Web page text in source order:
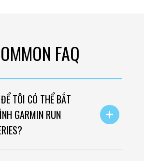
FAQ
TÔI CÓ THỂ BẮT
GARMIN RUN
+